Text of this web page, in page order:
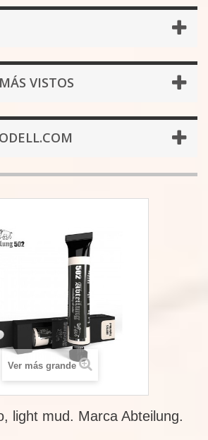
VISTOS
Ver más grande
light mud. Marca Abteilung.